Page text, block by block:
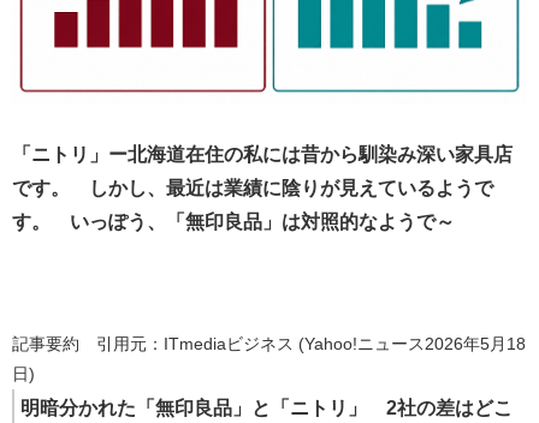
「ニトリ」ー北海道在住の私には昔から馴染み深い家具店
です。 しかし、最近は業績に陰りが見えているようで
す。 いっぽう、「無印良品」は対照的なようで～
記事要約 引用元：ITmediaビジネス (Yahoo!ニュース2026年5月18
日)
明暗分かれた「無印良品」と「ニトリ」 2社の差はどこ